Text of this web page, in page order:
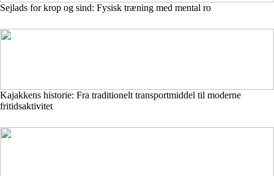
Sejlads for krop og sind: Fysisk træning med mental ro
Kajakkens historie: Fra traditionelt transportmiddel til moderne
fritidsaktivitet